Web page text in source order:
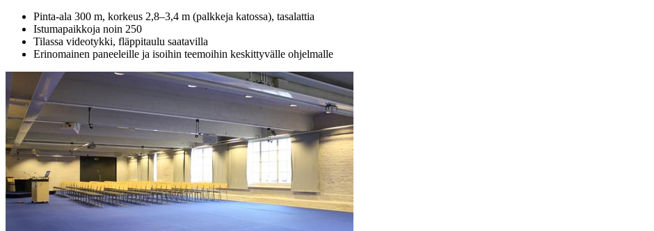
Pinta-ala 300 m, korkeus 2,8–3,4 m (palkkeja katossa), tasalattia
Istumapaikkoja noin 250
Tilassa videotykki, fläppitaulu saatavilla
Erinomainen paneeleille ja isoihin teemoihin keskittyvälle ohjelmalle